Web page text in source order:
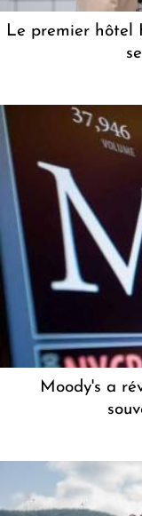
Le premier hôtel
Moody's a